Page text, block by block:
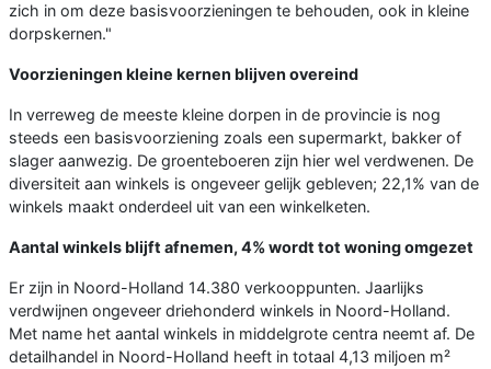
zich in om deze basisvoorzieningen te behouden, ook in kleine
dorpskernen."
Voorzieningen kleine kernen blijven overeind
In verreweg de meeste kleine dorpen in de provincie is nog
steeds een basisvoorziening zoals een supermarkt, bakker of
slager aanwezig. De groenteboeren zijn hier wel verdwenen. De
diversiteit aan winkels is ongeveer gelijk gebleven; 22,1% van de
winkels maakt onderdeel uit van een winkelketen.
Aantal winkels blijft afnemen, 4% wordt tot woning omgezet
Er zijn in Noord-Holland 14.380 verkooppunten. Jaarlijks
verdwijnen ongeveer driehonderd winkels in Noord-Holland.
Met name het aantal winkels in middelgrote centra neemt af. De
detailhandel in Noord-Holland heeft in totaal 4,13 miljoen m²